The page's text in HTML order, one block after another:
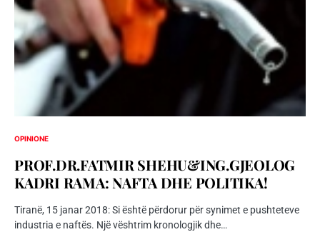
OPINIONE
PROF.DR.FATMIR SHEHU&ING.GJEOLOG
KADRI RAMA: NAFTA DHE POLITIKA!
Tiranë, 15 janar 2018: Si është përdorur për synimet e pushteteve
industria e naftës. Një vështrim kronologjik dhe…